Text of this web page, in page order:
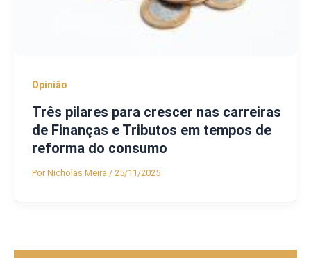
Opinião
Três pilares para crescer nas carreiras
de Finanças e Tributos em tempos de
reforma do consumo
PorNicholas Meira / 25/11/2025